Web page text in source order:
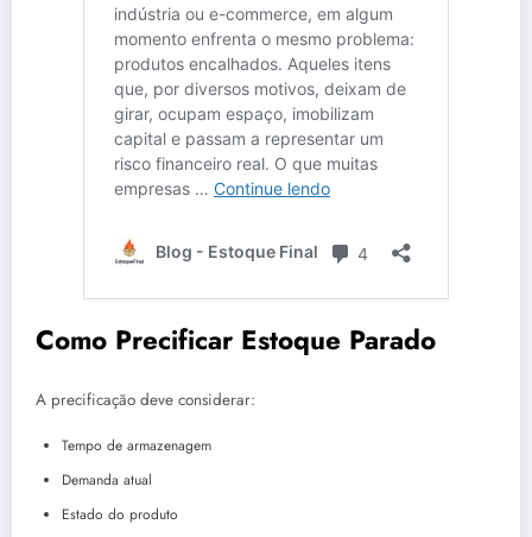
Como Precificar Estoque Parado
A precificação deve considerar:
Tempo de armazenagem
Demanda atual
Estado do produto